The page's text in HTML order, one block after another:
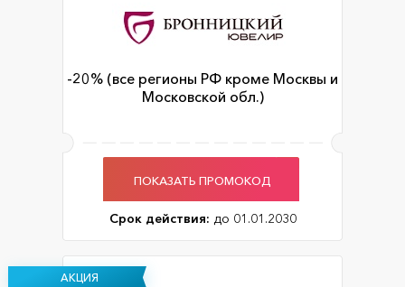
-20% (все регионы РФ кроме Москвы и
Московской обл.)
ПОКАЗАТЬ ПРОМОКОД
Срок действия: до 01.01.2030
АКЦИЯ